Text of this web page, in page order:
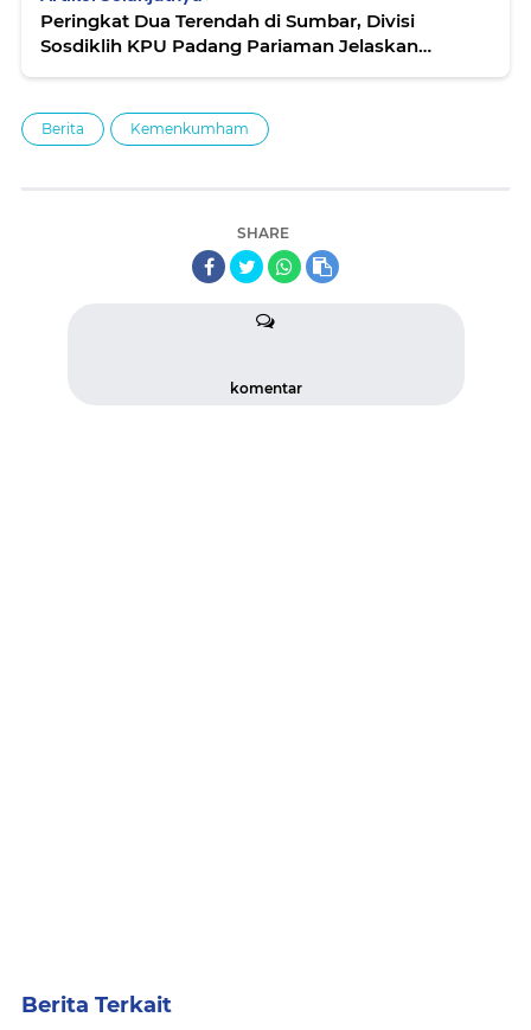
Peringkat Dua Terendah di Sumbar, Divisi
Sosdiklih KPU Padang Pariaman Jelaskan
Berita Kemenkumham
SHARE
komentar
Berita Terkait